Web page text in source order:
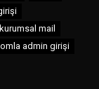
mail
admin girişi